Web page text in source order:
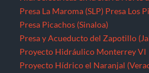
Presa La Maroma (SLP) Presa Los
Presa Picachos (Sinaloa)
Presa y Acueducto del Zapotillo
Proyecto Hidráulico Monterrey VI
Proyecto Hídrico el Naranjal